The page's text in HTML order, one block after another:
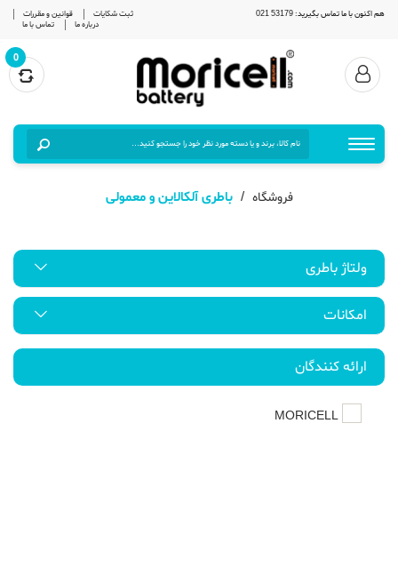
هم اکنون با ما تماس بگیرید: 53179 021 ثبت شکایات
قوانین و مقررات
درباره ما
تماس با ما
0
فروشگاه باطری آلکالاین و معمولی
ولتاژ باطری
امکانات
ارائه کنندگان